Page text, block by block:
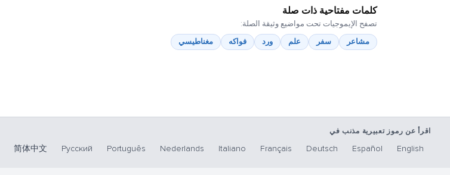
كلمات مفتاحية ذات صلة
تصفح الإيموجيات تحت مواضيع وثيقة الصلة:
مشاعر
سفر علم ورد فواكه مغناطيسي
اقرأ عن رموز تعبيرية مذنب في
English
Español
Deutsch
Français
Italiano
Nederlands
Português
Русский
简体中文